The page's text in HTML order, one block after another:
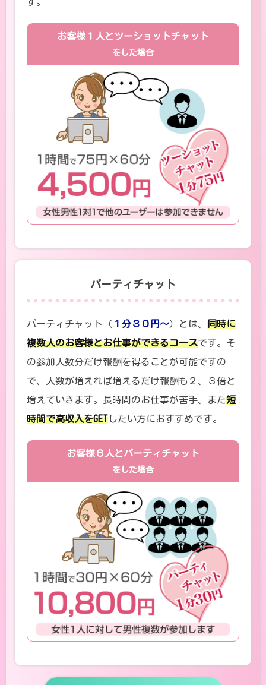
す。
お客様１人とツーショットチャット
をした場合
パーティチャット
パーティチャット（ １分３０円～）とは、 同時に
複数人のお客様とお仕事ができるコースです。そ
の参加人数分だけ報酬を得ることが可能ですの
で、人数が増えれば増えるだけ報酬も２、３倍と
増えていきます。長時間のお仕事が苦手、また短
時間で高収入をGETしたい方におすすめです。
お客様６人とパーティチャット
をした場合